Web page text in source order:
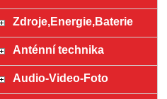
Zdroje,Energie,Baterie
Anténní technika
Audio-Video-Foto